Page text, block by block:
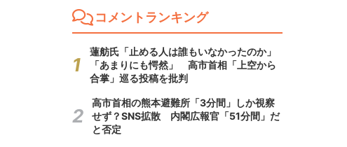
コメントランキング
蓮舫氏「止める人は誰もいなかったのか」
「あまりにも愕然」 高市首相「上空から
合掌」巡る投稿を批判
高市首相の熊本避難所「3分間」しか視察
せず？SNS拡散 内閣広報官「51分間」だ
と否定